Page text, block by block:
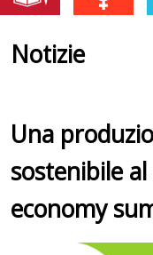
Notizie
Una
sostenibile
economy